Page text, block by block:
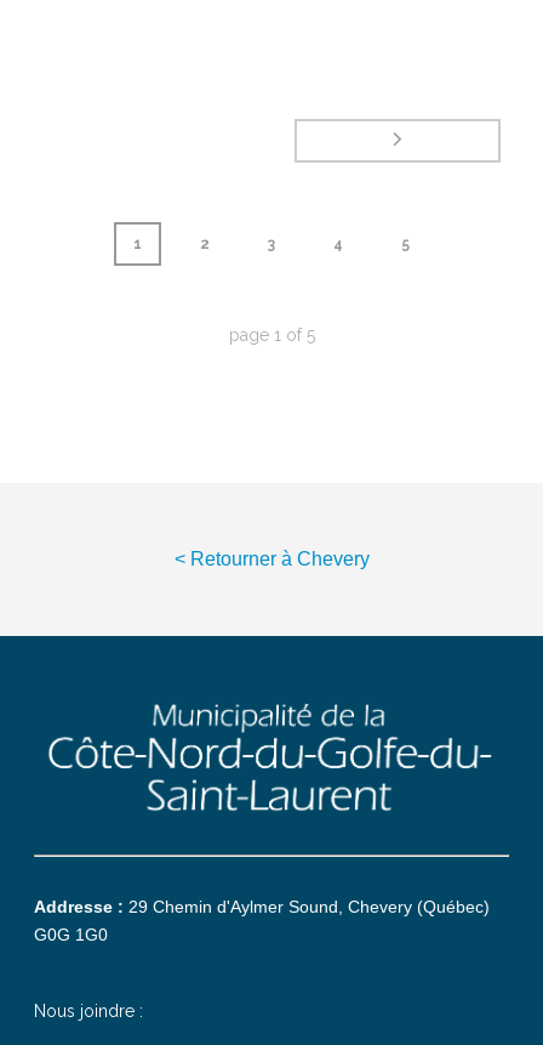
1 2 3 4 5
page 1 of5
< Retourner à Chevery
Addresse : 29 Chemin d'Aylmer Sound, Chevery (Québec)
G0G 1G0
Nous joindre :